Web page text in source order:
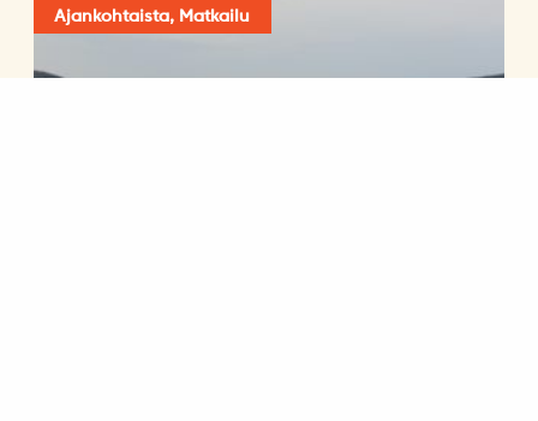
Ajankohtaista, Matkailu